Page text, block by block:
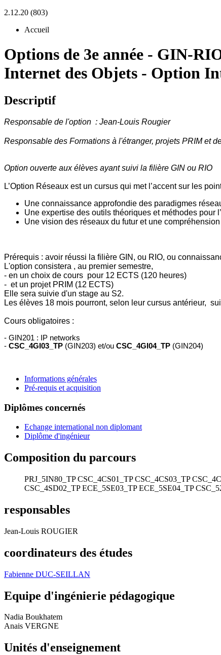
2.12.20 (803)
Accueil
Options de 3e année - GIN-
Internet des Objets - Option
Descriptif
Responsable de l'option : Jean-Louis Rougier
Responsable des Formations à l'étranger, projets PRIM et
Option ouverte aux élèves ayant suivi la filière GIN ou RIO
L’Option Réseaux est un cursus qui met l’accent sur les
Une connaissance approfondie des paradigmes
Une expertise des outils théoriques et méthodes pour
Une vision des réseaux du futur et une
Prérequis : avoir réussi la filière GIN, ou RIO, ou
L'option consistera , au premier semestre,
- en un choix de cours pour 12 ECTS (120 heures)
- et un projet PRIM (12 ECTS)
Elle sera suivie d'un stage au S2.
Les élèves 18 mois pourront, selon leur cursus antérieur,
Cours obligatoires :
- GIN201 : IP networks
- CSC_4GI03_TP (GIN203) et/ou CSC_4GI04_TP (GIN204)
Informations générales
Pré-requis et acquisition
Diplômes concernés
Echange international non diplomant
Diplôme d'ingénieur
Composition du parcours
PRJ_5IN80_TP CSC_4CS01_TP CSC_4CS03_TP
CSC_4SD02_TP ECE_5SE03_TP ECE_5SE04_TP
responsables
Jean-Louis ROUGIER
coordinateurs des études
Fabienne DUC-SEILLAN
Equipe d'ingénierie pédagogique
Nadia Boukhatem
Anais VERGNE
Unités d'enseignement